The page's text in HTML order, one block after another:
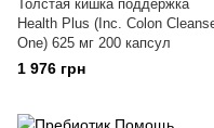
Толстая кишка поддержка
Health Plus (Inc. Colon
One) 625 мг 200 капсул
1 976 грн